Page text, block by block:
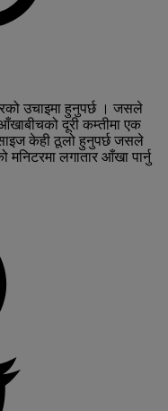
उचाइमा हुनुपर्छ । जसले
आँखाबीचको दूरी कम्तीमा एक
साइज केही ठूलो हुनुपर्छ जसले
लगातार आँखा पार्नु